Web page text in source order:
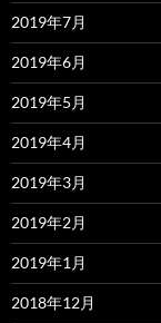
2019年7月
2019年6月
2019年5月
2019年4月
2019年3月
2019年2月
2019年1月
2018年12月